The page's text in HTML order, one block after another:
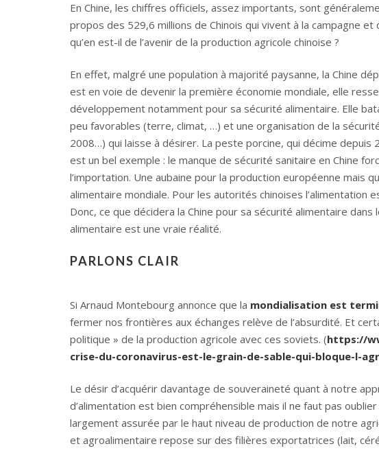
En Chine, les chiffres officiels, assez importants, sont
propos des 529,6 millions de Chinois qui vivent à la campagne
qu’en est-il de l’avenir de la production agricole chinoise ?
En effet, malgré une population à majorité paysanne, la Chine
est en voie de devenir la première économie mondiale, elle
développement notamment pour sa sécurité alimentaire. Elle
peu favorables (terre, climat, …) et une organisation de la
2008…) qui laisse à désirer. La peste porcine, qui décime
est un bel exemple : le manque de sécurité sanitaire en Chine
l’importation. Une aubaine pour la production européenne mais
alimentaire mondiale. Pour les autorités chinoises
Donc, ce que décidera la Chine pour sa sécurité alimentaire dans
alimentaire est une vraie réalité.
PARLONS CLAIR
Si Arnaud Montebourg annonce que la mondialisation est
fermer nos frontières aux échanges relève de l’absurdité. Et
politique » de la production agricole avec ces soviets. (https://
crise-du-coronavirus-est-le-grain-de-sable-qui-bloque-l-
Le désir d’acquérir davantage de souveraineté quant à notre
d’alimentation est bien compréhensible mais il ne faut pas
largement assurée par le haut niveau de production de notre
et agroalimentaire repose sur des filières exportatrices (lait,